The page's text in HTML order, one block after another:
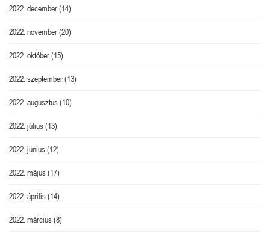
2022. december(14)
2022. november(20)
2022. október(15)
2022. szeptember(13)
2022. augusztus(10)
2022. július(13)
2022. június(12)
2022. május(17)
2022. április(14)
2022. március(8)